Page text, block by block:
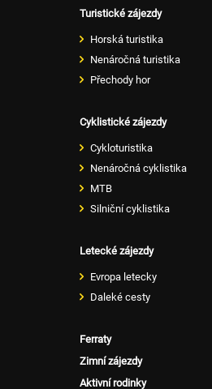
Turistické zájezdy
Horská turistika
Nenáročná turistika
Přechody hor
Cyklistické zájezdy
Cykloturistika
Nenáročná cyklistika
MTB
Silniční cyklistika
Letecké zájezdy
Evropa letecky
Daleké cesty
Ferraty
Zimní zájezdy
Aktivní rodinky